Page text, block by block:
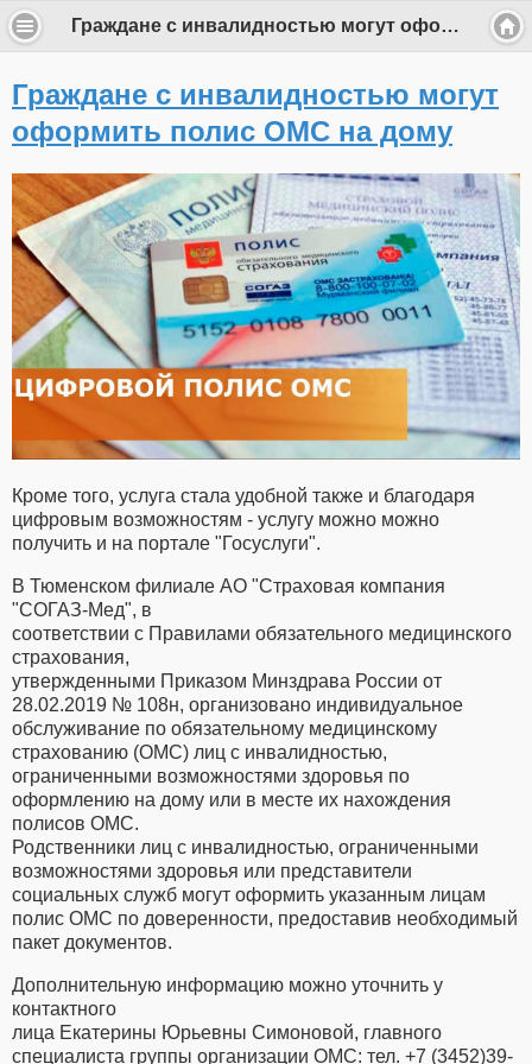
Граждане с инвалидностью могут оформить полис ОМС на дому
Граждане с инвалидностью могут
оформить полис ОМС на дому
Кроме того, услуга стала удобной также и благодаря
цифровым возможностям - услугу можно можно
получить и на портале "Госуслуги".
В Тюменском филиале АО "Страховая компания
"СОГАЗ-Мед", в
соответствии с Правилами обязательного медицинского
страхования,
утвержденными Приказом Минздрава России от
28.02.2019 № 108н, организовано индивидуальное
обслуживание по обязательному медицинскому
страхованию (ОМС) лиц с инвалидностью,
ограниченными возможностями здоровья по
оформлению на дому или в месте их нахождения
полисов ОМС.
Родственники лиц с инвалидностью, ограниченными
возможностями здоровья или представители
социальных служб могут оформить указанным лицам
полис ОМС по доверенности, предоставив необходимый
пакет документов.
Дополнительную информацию можно уточнить у
контактного
лица Екатерины Юрьевны Симоновой, главного
специалиста группы организации ОМС: тел. +7 (3452)39-